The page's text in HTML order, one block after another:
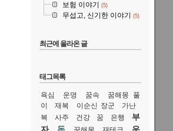
보험 이야기 (5)
무섭고, 신기한 이야기 (5)
최근에 올라온 글
태그목록
욕심 운명 꿈속
꿈해몽 풀
이
재복 이순신 장군
가난
복
사주 건강 꿈 은행
부